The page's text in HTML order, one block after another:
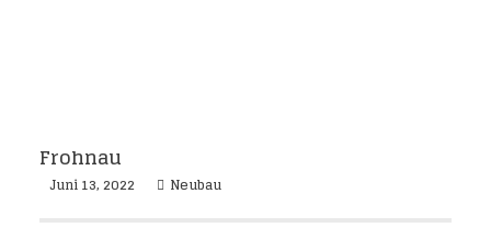
Frohnau
Juni 13, 2022 Neubau